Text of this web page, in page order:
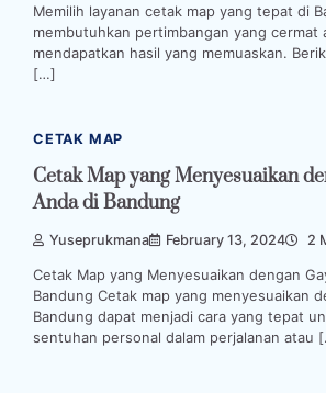
Memilih layanan cetak map yang tepat di
membutuhkan pertimbangan yang cermat
mendapatkan hasil yang memuaskan.
[…]
CETAK MAP
Cetak Map yang Menyesuaikan
Anda di Bandung
Yuseprukmana February 13, 2024 2
Cetak Map yang Menyesuaikan dengan
Bandung Cetak map yang menyesuaikan
Bandung dapat menjadi cara yang tepat
sentuhan personal dalam perjalanan atau